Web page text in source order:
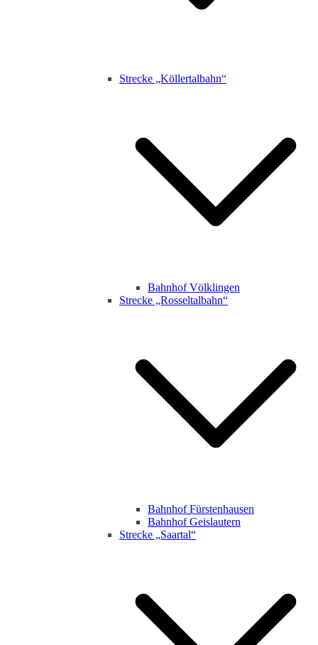
Strecke „Köllertalbahn“
Bahnhof Völklingen
Strecke „Rosseltalbahn“
Bahnhof Fürstenhausen
Bahnhof Geislautern
Strecke „Saartal“